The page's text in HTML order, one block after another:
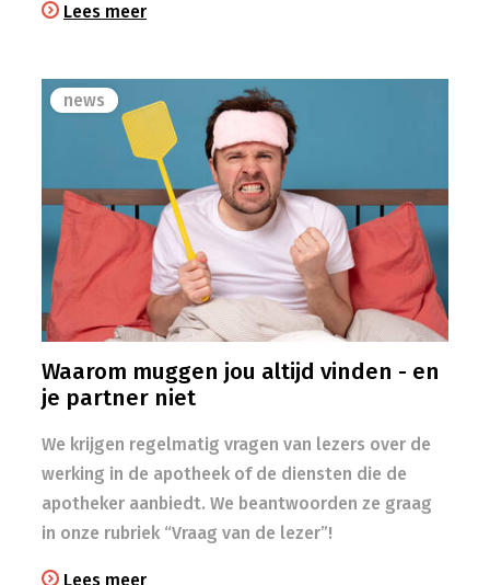
Lees meer
news
Waarom muggen jou altijd vinden - en
je partner niet
We krijgen regelmatig vragen van lezers over de
werking in de apotheek of de diensten die de
apotheker aanbiedt. We beantwoorden ze graag
in onze rubriek “Vraag van de lezer”!
Lees meer